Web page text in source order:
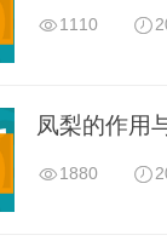
1110
凤梨的作用
1880